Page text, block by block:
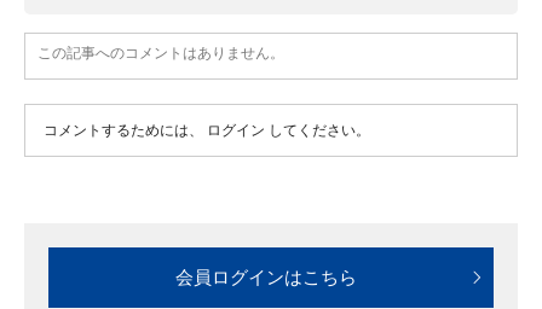
この記事へのコメントはありません。
コメントするためには、 ログイン してください。
会員ログインはこちら